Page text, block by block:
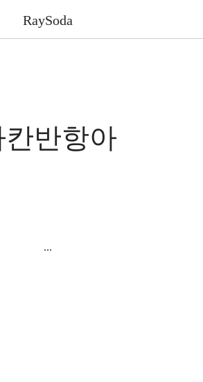
RaySoda
칸반항아
...